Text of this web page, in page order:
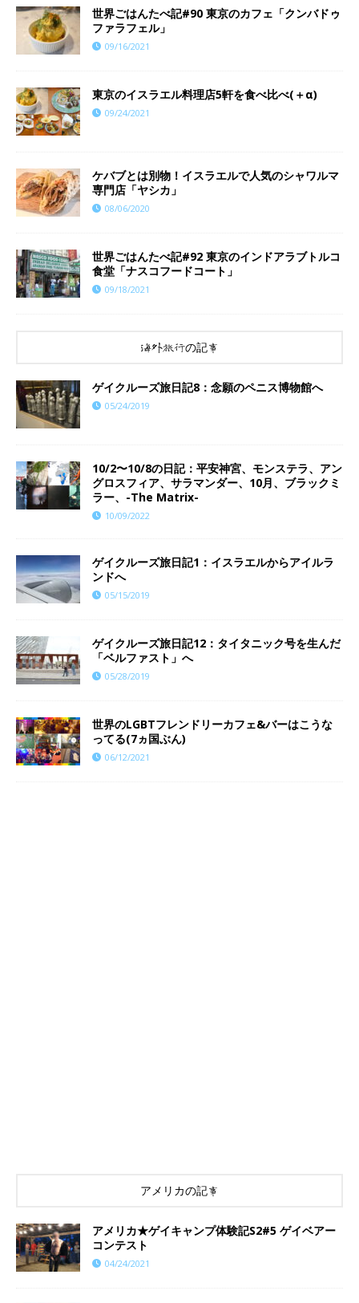
世界ごはんたべ記#90 東京のカフェ「クンバドゥ
ファラフェル」
09/16/2021
東京のイスラエル料理店5軒を食べ比べ(＋α)
09/24/2021
ケバブとは別物！イスラエルで人気のシャワルマ
専門店「ヤシカ」
08/06/2020
世界ごはんたべ記#92 東京のインドアラブトルコ
食堂「ナスコフードコート」
09/18/2021
海外旅行の記事
ゲイクルーズ旅日記8：念願のペニス博物館へ
05/24/2019
10/2〜10/8の日記：平安神宮、モンステラ、アン
グロスフィア、サラマンダー、10月、ブラックミ
ラー、-The Matrix-
10/09/2022
ゲイクルーズ旅日記1：イスラエルからアイルラ
ンドへ
05/15/2019
ゲイクルーズ旅日記12：タイタニック号を生んだ
「ベルファスト」へ
05/28/2019
世界のLGBTフレンドリーカフェ&バーはこうな
ってる(7ヵ国ぶん)
06/12/2021
アメリカの記事
アメリカ★ゲイキャンプ体験記S2#5 ゲイベアー
コンテスト
04/24/2021